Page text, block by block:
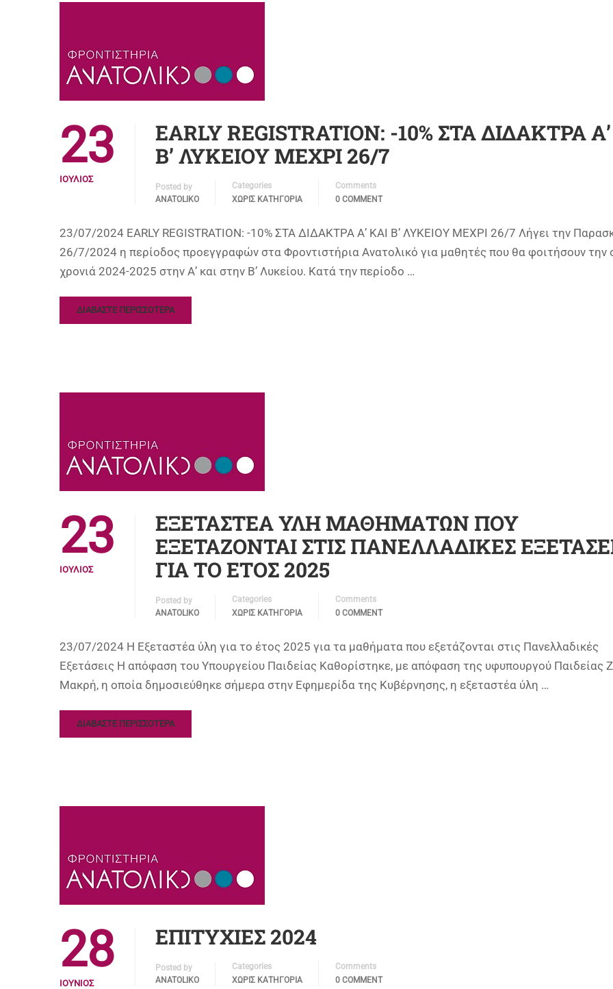
23
ΙΟΎΛΙΟΣ
EARLY REGISTRATION: -10% ΣΤΑ ΔΙΔΑΚΤΡΑ
Β’ ΛΥΚΕΙΟΥ ΜΕΧΡΙ 26/7
Posted by
ANATOLIKO
Categories
ΧΩΡΊΣ ΚΑΤΗΓΟΡΊΑ
Comments
0 COMMENT
23/07/2024 EARLY REGISTRATION: -10% ΣΤΑ ΔΙΔΑΚΤΡΑ Α’ ΚΑΙ Β’ ΛΥΚΕΙΟΥ ΜΕΧΡΙ 26/7 Λήγει την
26/7/2024 η περίοδος προεγγραφών στα Φροντιστήρια Ανατολικό για μαθητές που θα φοιτήσουν την
χρονιά 2024-2025 στην Α’ και στην Β’ Λυκείου. Κατά την περίοδο …
ΔΙΑΒΑΣΤΕ ΠΕΡΙΣΣΟΤΕΡΑ
23
ΙΟΎΛΙΟΣ
ΕΞΕΤΑΣΤΕΑ ΥΛΗ ΜΑΘΗΜΑΤΩΝ ΠΟΥ
ΕΞΕΤΑΖΟΝΤΑΙ ΣΤΙΣ ΠΑΝΕΛΛΑΔΙΚΕΣ
ΓΙΑ ΤΟ ΕΤΟΣ 2025
Posted by
ANATOLIKO
Categories
ΧΩΡΊΣ ΚΑΤΗΓΟΡΊΑ
Comments
0 COMMENT
23/07/2024 Η Εξεταστέα ύλη για το έτος 2025 για τα μαθήματα που εξετάζονται στις Πανελλαδικές
Εξετάσεις Η απόφαση του Υπουργείου Παιδείας Καθορίστηκε, με απόφαση της υφυπουργού Παιδείας
Μακρή, η οποία δημοσιεύθηκε σήμερα στην Εφημερίδα της Κυβέρνησης, η εξεταστέα ύλη …
ΔΙΑΒΑΣΤΕ ΠΕΡΙΣΣΟΤΕΡΑ
28
ΙΟΎΝΙΟΣ
ΕΠΙΤΥΧΙΕΣ 2024
Posted by
ANATOLIKO
Categories
ΧΩΡΊΣ ΚΑΤΗΓΟΡΊΑ
Comments
0 COMMENT